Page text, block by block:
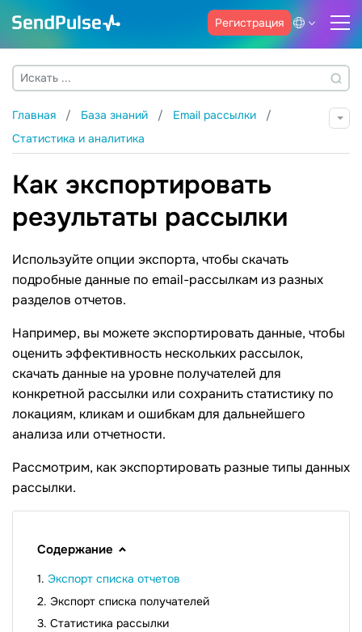
Регистрация
Главная База знаний
Email рассылки
Статистика и аналитика
Как экспортировать
результаты рассылки
Используйте опции экспорта, чтобы скачать
подробные данные по email-рассылкам из разных
разделов отчетов.
Например, вы можете экспортировать данные, чтобы
оценить эффективность нескольких рассылок,
скачать данные на уровне получателей для
конкретной рассылки или сохранить статистику по
локациям, кликам и ошибкам для дальнейшего
анализа или отчетности.
Рассмотрим, как экспортировать разные типы данных
рассылки.
Содержание
Экспорт списка отчетов
Экспорт списка получателей
Статистика рассылки